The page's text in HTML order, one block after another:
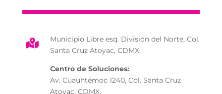

Municipio Libre esq. División del Norte, Col.
Santa Cruz Atoyac, CDMX.
Centro de Soluciones:
Av. Cuauhtémoc 1240, Col. Santa Cruz
Atoyac, CDMX.